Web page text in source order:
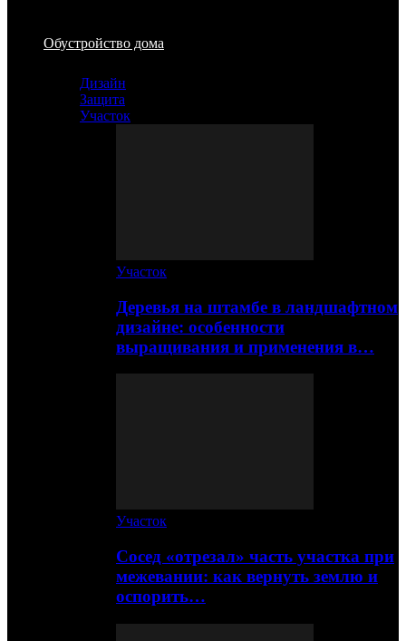
Обустройство дома
Дизайн
Защита
Участок
Участок
Деревья на штамбе в ландшафтном
дизайне: особенности
выращивания и применения в…
Участок
Сосед «отрезал» часть участка при
межевании: как вернуть землю и
оспорить…